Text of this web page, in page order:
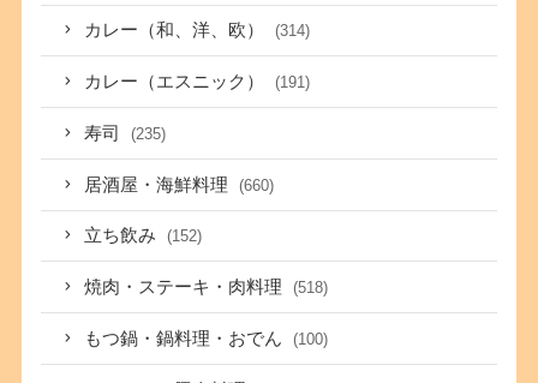
カレー（和、洋、欧） (314)
カレー（エスニック） (191)
寿司 (235)
居酒屋・海鮮料理 (660)
立ち飲み (152)
焼肉・ステーキ・肉料理 (518)
もつ鍋・鍋料理・おでん (100)